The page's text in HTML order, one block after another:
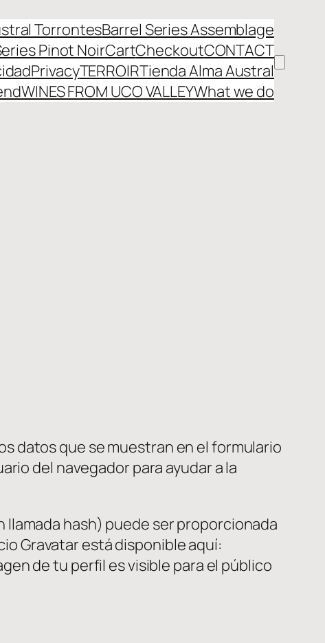
TorrontesBarrel Series Assemblage
Pinot NoirCartCheckoutCONTACT
PrivacyTERROIRTienda Alma Austral
WINES FROM UCO VALLEYWhat we do
datos que se muestran en el formulario
del navegador para ayudar a la
hash) puede ser proporcionada
Gravatar está disponible aquí:
de tu perfil es visible para el público